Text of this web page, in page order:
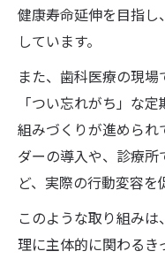
健康寿命延伸を目指
しています。
また、歯科医療の現場
「つい忘れがち」な
組みづくりが進められ
ダーの導入や、診療
ど、実際の行動変容を
このような取り組み
理に主体的に関わるき